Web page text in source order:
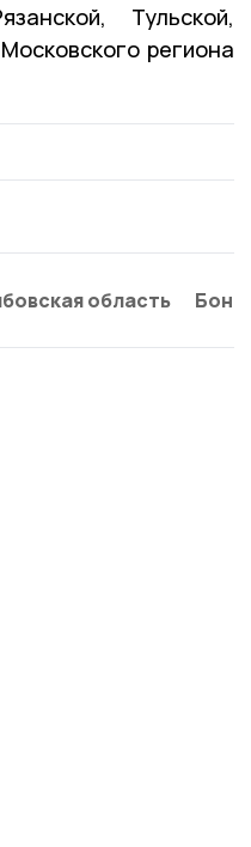
Тульской,
региона
область